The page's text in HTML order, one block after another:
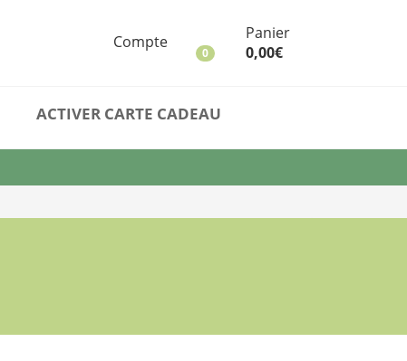
Compte
Panier
0,00€
0
ACTIVER CARTE CADEAU